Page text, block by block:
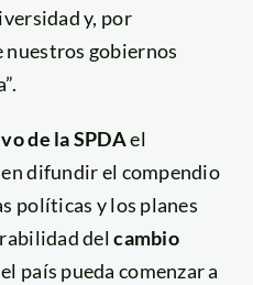
y, por
nuestros gobiernos
de la SPDAel
difundir el compendio
políticas y los planes
delcambio
país pueda comenzar a